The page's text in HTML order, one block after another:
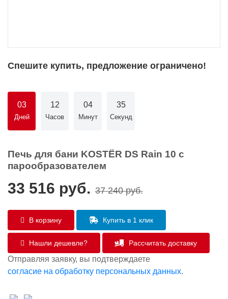
Спешите купить, предложение ограничено!
03
Дней
12
Часов
04
Минут
35
Секунд
Печь для бани KOSTЁR DS Rain 10 с
парообразователем
33 516 руб. 37 240 руб.
В корзину Купить в 1 клик
Нашли дешевле? Рассчитать доставку
Отправляя заявку, вы подтверждаете
согласие на обработку персональных данных.